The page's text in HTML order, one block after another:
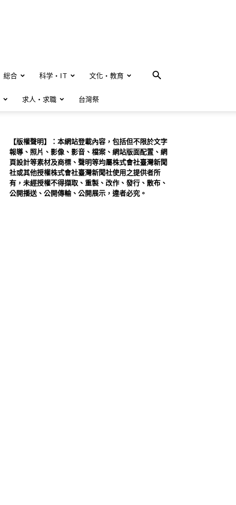
総合 科学・IT 文化・教育
求人・求職 台灣祭
【版權聲明】：本網站登載內容，包括但不限於文字
報導、照片、影像、影音、檔案、網站版面配置、網
頁設計等素材及商標、聲明等均屬株式會社臺灣新聞
社或其他授權株式會社臺灣新聞社使用之提供者所
有，未經授權不得擷取、重製、改作、發行、散布、
公開播送、公開傳輸、公開展示，違者必究。